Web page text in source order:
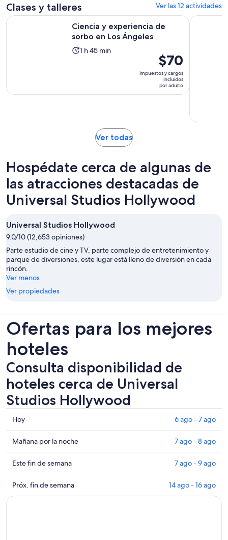
persona
Clases y talleres Ver las 12 actividades
Ciencia y experiencia de
sorbo en Los Ángeles
La
hora
1 h 45 min
El
precio
es
de
$70
impuestos y cargos
incluidos
por adulto
Ciencia y experiencia de sorbo en Los Ángeles Se abrirá en
Los
Ver todasSe
una
nueva
pestaña
Hospédate cerca de algunas de
las atracciones destacadas de
Universal Studios Hollywood
Universal Studios Hollywood
9.0/10 (12,653 opiniones)
Parte estudio de cine y TV, parte complejo de entretenimiento y
parque de diversiones, este lugar está lleno de diversión en cada
rincón.
Ver menos
Ver propiedades
Ofertas para los mejores
hoteles
Consulta disponibilidad de
hoteles cerca de Universal
Studios Hollywood
Consultar
los
precios
cerca
de
Universal
Studios
Hollywood
Hoy 6 ago - 7 ago
Consultar
precios
cerca
de
Universal
Studios
Mañana por la noche 7 ago - 8 ago
Consultar
precios
cerca
de
Este fin de semana 7 ago - 9 ago
Consultar
precios
Próx. fin de semana 14 ago - 16 ago